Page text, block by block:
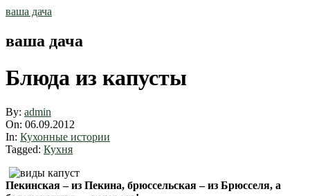
Skip
ваша дача
ваша дача
Блюда из капусты
By: admin
On: 06.09.2012
In: Кухонные истории
Tagged: Кухня
Пекинская – из Пекина, брюссельская – из Брюсселя, а